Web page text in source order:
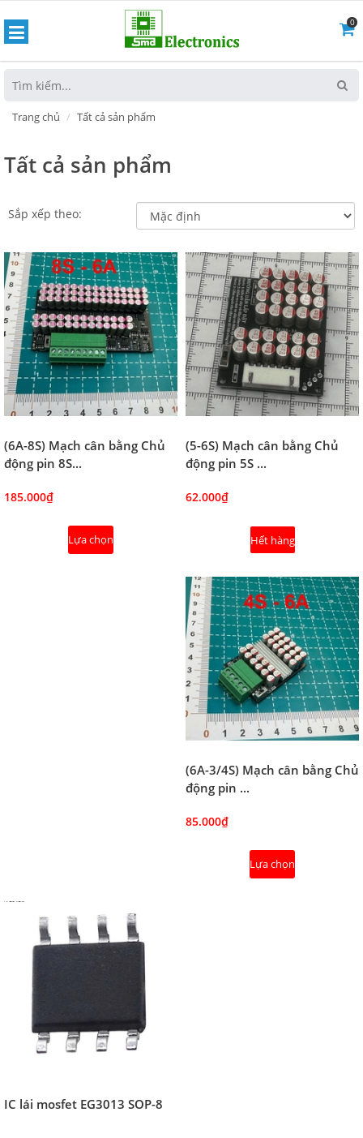
0
Trang chủ Tất cả sản phẩm
Tất cả sản phẩm
Sắp xếp theo:
(6A-8S) Mạch cân bằng Chủ
động pin 8S...
185.000₫
Lựa chọn
(5-6S) Mạch cân bằng Chủ
động pin 5S ...
62.000₫
Hết hàng
(6A-3/4S) Mạch cân bằng Chủ
động pin ...
85.000₫
Lựa chọn
IC lái mosfet EG3013 SOP-8